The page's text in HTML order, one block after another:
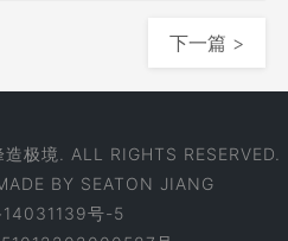
下一篇 >
极境. ALL RIGHTS RESERVED.
BY SEATON JIANG
14031139号-5